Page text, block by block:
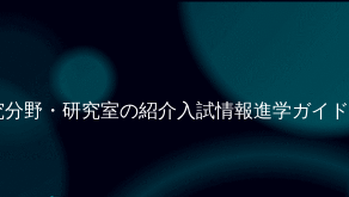
野・研究室の紹介入試情報進学ガイド